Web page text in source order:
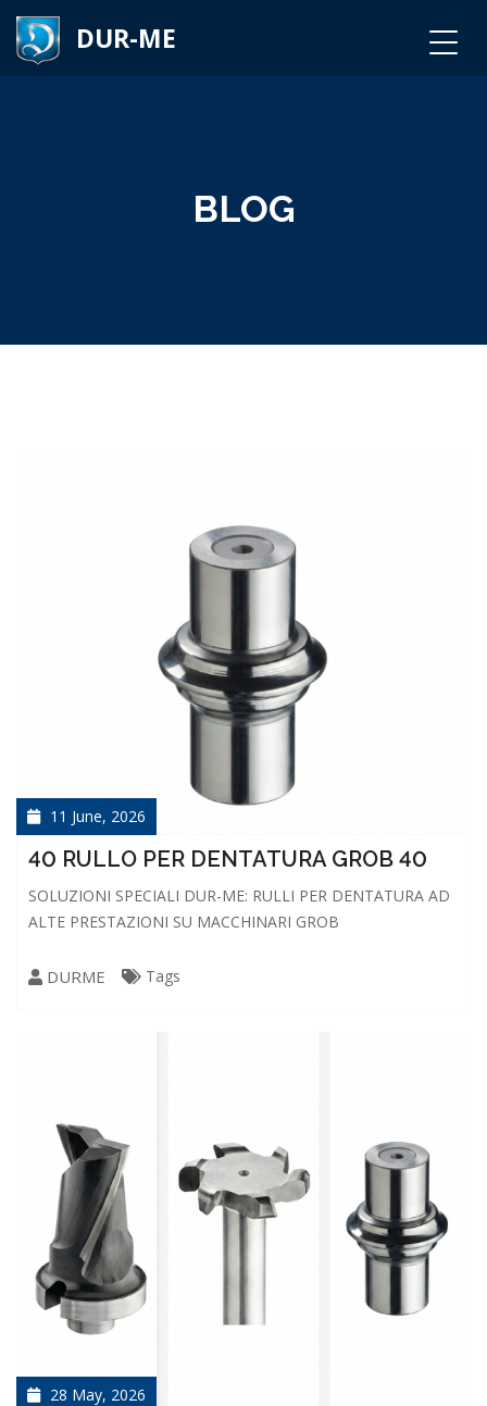
DUR-ME
BLOG
11 June, 2026
40 RULLO PER DENTATURA GROB 40
SOLUZIONI SPECIALI DUR-ME: RULLI PER DENTATURA AD
ALTE PRESTAZIONI SU MACCHINARI GROB
DURME Tags
28 May, 2026